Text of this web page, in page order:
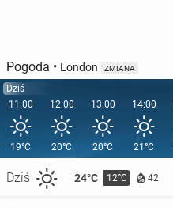
Pogoda • London ZMIANA
Dziś
11:00
19°C
Dziś 24°C 12°C 42
12:00
20°C
13:00
20°C
14:00
21°C